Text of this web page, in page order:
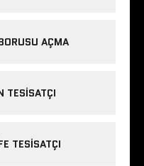
AÇMA
TESISATÇI
TESISATÇI